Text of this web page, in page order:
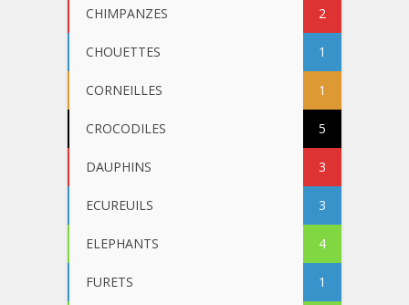
CHIMPANZES 2
CHOUETTES 1
CORNEILLES 1
CROCODILES 5
DAUPHINS 3
ECUREUILS 3
ELEPHANTS 4
FURETS 1